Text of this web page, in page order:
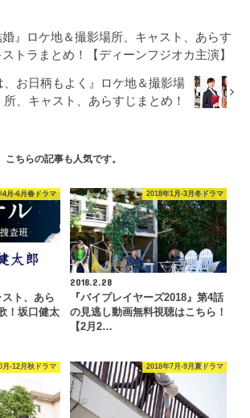
』ロケ地＆撮影場所、キャスト、あらす
ストラまとめ！【ディーンフジオカ主演】
、お日柄もよく』ロケ地＆撮影場
所、キャスト、あらすじまとめ！
こちらの記事も人気です。
4月-6月春ドラマ
ト、あら
！坂口健太
2018年1月-3月冬ドラマ
2018.2.28
『バイプレイヤーズ2018』第4話
の見逃し動画無料視聴はこちら！
【2月2…
月-12月秋ドラマ 2018年7月-9月夏ドラマ